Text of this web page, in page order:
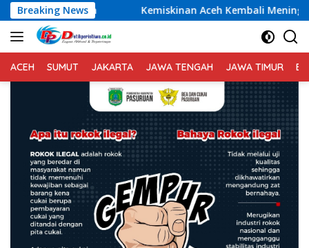
Langsung
ke
konten
Breaking News
Kemiskinan Aceh Kembali Meningkat, Pemerintah
ACEH SUMUT JAKARTA JAWA TENGAH JAWA TIMUR